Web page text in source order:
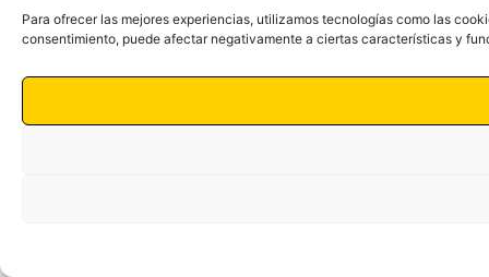
Para ofrecer las mejores experiencias, utilizamos tecnologías como las
consentimiento, puede afectar negativamente a ciertas características y